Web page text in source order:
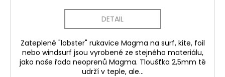
DETAIL
Zateplené "lobster" rukavice Magma na surf, kite, foil
nebo windsurf jsou vyrobené ze stejného materiálu,
jako naše řada neoprenů Magma. Tloušťka 2,5mm tě
udrží v teple, ale...